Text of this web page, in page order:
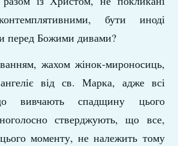
бути иноді
перед Божими дивами?
жахом жінок-мироносиць,
від св. Марка, адже всі
вивчають спадщину цього
стверджують, що все,
моменту, не належить тому